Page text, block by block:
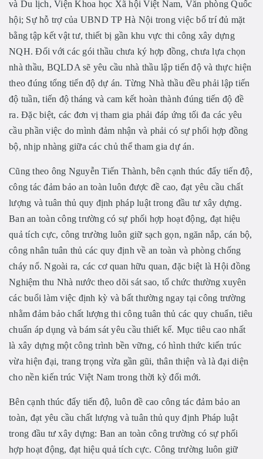
và Du lịch, Viện Khoa học Xã hội Việt Nam, Văn phòng Quốc
hội; Sự hỗ trợ của UBND TP Hà Nội trong việc bố trí đủ mặt
bằng tập kết vật tư, thiết bị gần khu vực thi công xây dựng
NQH. Đối với các gói thầu chưa ký hợp đồng, chưa lựa chọn
nhà thầu, BQLDA sẽ yêu cầu nhà thầu lập tiến độ và thực hiện
theo đúng tổng tiến độ dự án. Từng Nhà thầu đều phải lập tiến
độ tuần, tiến độ tháng và cam kết hoàn thành đúng tiến độ đề
ra. Đặc biệt, các đơn vị tham gia phải đáp ứng tối đa các yêu
cầu phần việc do mình đảm nhận và phải có sự phối hợp đồng
bộ, nhịp nhàng giữa các chủ thể tham gia dự án.
Cũng theo ông Nguyễn Tiến Thành, bên cạnh thúc đẩy tiến độ,
công tác đảm bảo an toàn luôn được đề cao, đạt yêu cầu chất
lượng và tuân thủ quy định pháp luật trong đầu tư xây dựng.
Ban an toàn công trường có sự phối hợp hoạt động, đạt hiệu
quả tích cực, công trường luôn giữ sạch gọn, ngăn nắp, cán bộ,
công nhân tuân thủ các quy định về an toàn và phòng chống
cháy nổ. Ngoài ra, các cơ quan hữu quan, đặc biệt là Hội đồng
Nghiệm thu Nhà nước theo dõi sát sao, tổ chức thường xuyên
các buổi làm việc định kỳ và bất thường ngay tại công trường
nhằm đảm bảo chất lượng thi công tuân thủ các quy chuẩn, tiêu
chuẩn áp dụng và bám sát yêu cầu thiết kế. Mục tiêu cao nhất
là xây dựng một công trình bền vững, có hình thức kiến trúc
vừa hiện đại, trang trọng vừa gần gũi, thân thiện và là đại diện
cho nền kiến trúc Việt Nam trong thời kỳ đổi mới.
Bên cạnh thúc đẩy tiến độ, luôn đề cao công tác đảm bảo an
toàn, đạt yêu cầu chất lượng và tuân thủ quy định Pháp luật
trong đầu tư xây dựng: Ban an toàn công trường có sự phối
hợp hoạt động, đạt hiệu quả tích cực. Công trường luôn giữ